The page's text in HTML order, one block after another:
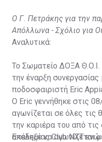
Ο Γ. Πετράκης για την
Απόλλωνα - Σχόλιο για
Αναλυτικά:
Το Σωματείο ΔΟΞΑ
την έναρξη
ποδοσφαιριστή Eric
Ο Eric γεννήθηκε στις
αγωνίζεται σε όλες τις
την καριέρα του από
ακαδημίας Club NXT
Επέλεξε να αγωνίζεται